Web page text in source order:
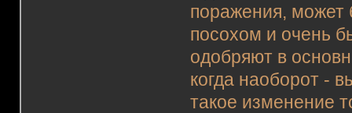
поражения, может
посохом и очень
одобряют в
когда наоборот -
такое изменение